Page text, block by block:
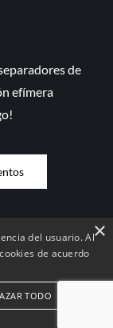
de
efímera
reservados | Web
de uso
|Política de
×
del usuario. Al
de acuerdo
TODO